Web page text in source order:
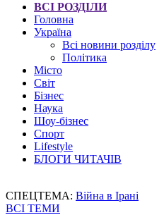
ВСІ РОЗДІЛИ
Головна
Україна
Всі новини розділу
Політика
Місто
Світ
Бізнес
Наука
Шоу-бізнес
Спорт
Lifestyle
БЛОГИ ЧИТАЧІВ
СПЕЦТЕМА: Війна в Ірані
ВСІ ТЕМИ